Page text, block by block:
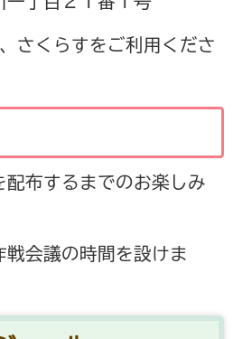
さくらすをご利用くださ
配布するまでのお楽しみ
戦会議の時間を設けま